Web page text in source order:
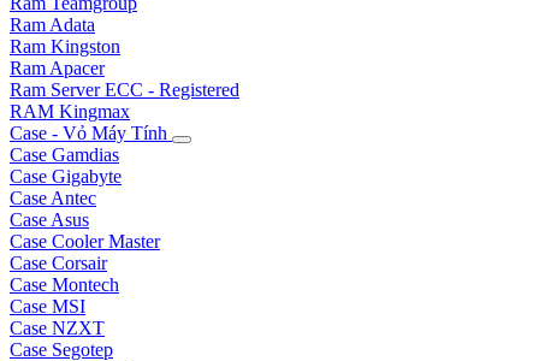
Ram Adata
Ram Kingston
Ram Apacer
Ram Server ECC - Registered
RAM Kingmax
Case - Vỏ Máy Tính
Case Gamdias
Case Gigabyte
Case Antec
Case Asus
Case Cooler Master
Case Corsair
Case Montech
Case MSI
Case NZXT
Case Segotep